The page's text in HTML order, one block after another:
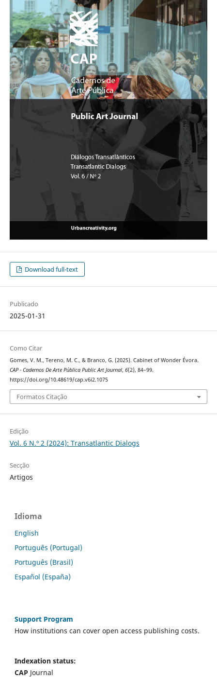
Download full-text
Publicado
2025-01-31
Como Citar
Gomes, V. M., Tereno, M. C., & Branco, G. (2025). Cabinet of Wonder Évora.
CAP - Cadernos De Arte Pública Public Art Journal, 6(2), 84–99.
https://doi.org/10.48619/cap.v6i2.1075
Formatos Citação
Edição
Vol. 6 N.º 2 (2024): Transatlantic Dialogs
Secção
Artigos
Idioma
English
Português (Portugal)
Português (Brasil)
Español (España)
Support Program
How institutions can cover open access publishing costs.
Indexation status:
CAP Journal